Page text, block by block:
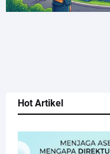
Hot Artikel